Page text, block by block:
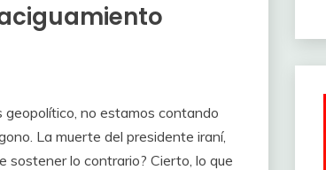
geopolítico, no estamos contando
La muerte del presidente iraní,
sostener lo contrario? Cierto, lo que